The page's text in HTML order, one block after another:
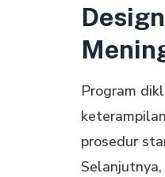
Program
prosedur